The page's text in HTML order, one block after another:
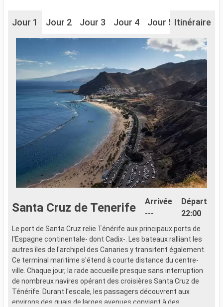
Jour 1 Jour 2 Jour 3 Jour 4 Jour 5 Jour 6
Itinéraire
Santa Cruz de Tenerife
Arrivée
---
Départ
22:00
Le port de Santa Cruz relie Ténérife aux principaux ports de
l'Espagne continentale- dont Cadix-. Les bateaux ralliant les
autres îles de l'archipel des Canaries y transitent également.
Ce terminal maritime s'étend à courte distance du centre-
ville. Chaque jour, la rade accueille presque sans interruption
de nombreux navires opérant des croisières Santa Cruz de
Ténérife. Durant l'escale, les passagers découvrent aux
environs des quais de larges avenues conviant à des